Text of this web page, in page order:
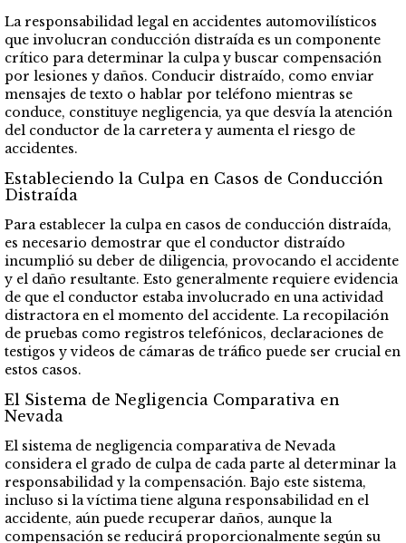
La responsabilidad legal en accidentes automovilísticos
que involucran conducción distraída es un componente
crítico para determinar la culpa y buscar compensación
por lesiones y daños. Conducir distraído, como enviar
mensajes de texto o hablar por teléfono mientras se
conduce, constituye negligencia, ya que desvía la atención
del conductor de la carretera y aumenta el riesgo de
accidentes.
Estableciendo la Culpa en Casos de Conducción
Distraída
Para establecer la culpa en casos de conducción distraída,
es necesario demostrar que el conductor distraído
incumplió su deber de diligencia, provocando el accidente
y el daño resultante. Esto generalmente requiere evidencia
de que el conductor estaba involucrado en una actividad
distractora en el momento del accidente. La recopilación
de pruebas como registros telefónicos, declaraciones de
testigos y videos de cámaras de tráfico puede ser crucial en
estos casos.
El Sistema de Negligencia Comparativa en
Nevada
El sistema de negligencia comparativa de Nevada
considera el grado de culpa de cada parte al determinar la
responsabilidad y la compensación. Bajo este sistema,
incluso si la víctima tiene alguna responsabilidad en el
accidente, aún puede recuperar daños, aunque la
compensación se reducirá proporcionalmente según su